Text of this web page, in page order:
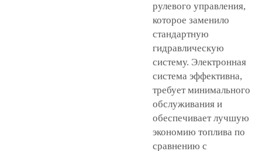
рулевого управления,
которое заменило
стандартную
гидравлическую
систему. Электронная
система эффективна,
требует минимального
обслуживания и
обеспечивает лучшую
экономию топлива по
сравнению с